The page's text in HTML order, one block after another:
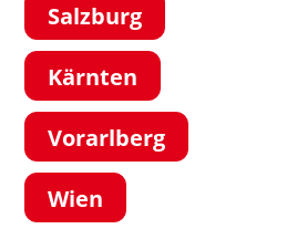
Salzburg
Kärnten
Vorarlberg
Wien